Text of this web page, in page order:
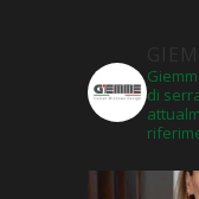
di